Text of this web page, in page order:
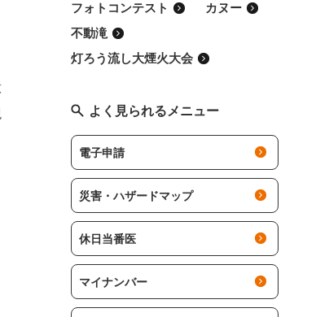
フォトコンテスト
カヌー
不動滝
灯ろう流し大煙火大会
よく見られるメニュー
電子申請
災害・ハザードマップ
休日当番医
マイナンバー